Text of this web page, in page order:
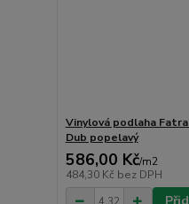
Vinylová podlaha
Dub popelavý
586,00 Kč/m2
484,30 Kč bez DPH